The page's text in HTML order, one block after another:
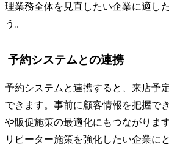
理業務全体を見直したい企業に適し
う。
予約システムとの連携
予約システムと連携すると、来店予
できます。事前に顧客情報を把握で
や販促施策の最適化にもつながりま
リピーター施策を強化したい企業に